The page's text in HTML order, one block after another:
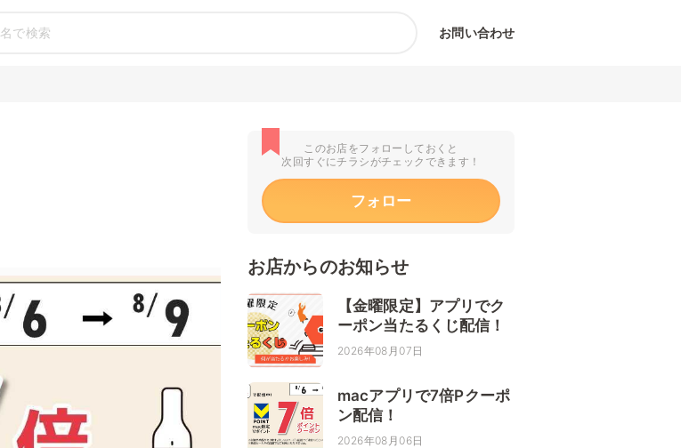
お問い合わせ
このお店をフォローしておくと
次回すぐにチラシがチェックできます！
フォロー
お店からのお知らせ
【金曜限定】アプリでク
ーポン当たるくじ配信！
2026年08月07日
macアプリで7倍Pクーポ
ン配信！
2026年08月06日